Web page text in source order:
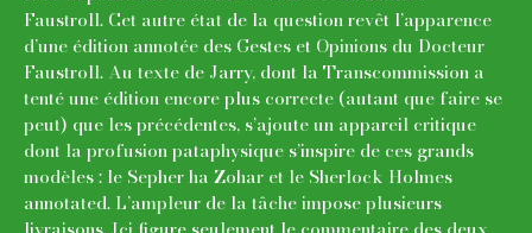
Faustroll. Cet autre état de la question revêt l’apparence
d’une édition annotée des Gestes et Opinions du Docteur
Faustroll. Au texte de Jarry, dont la Transcommission a
tenté une édition encore plus correcte (autant que faire se
peut) que les précédentes, s’ajoute un appareil critique
dont la profusion pataphysique s’inspire de ces grands
modèles : le Sepher ha Zohar et le Sherlock Holmes
annotated. L’ampleur de la tâche impose plusieurs